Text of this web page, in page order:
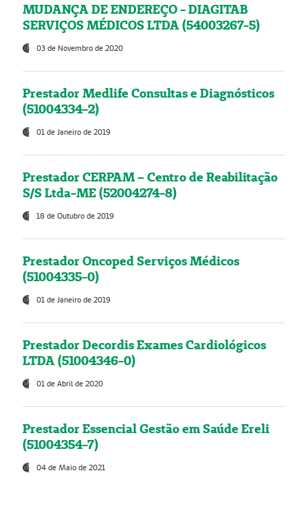
MUDANÇA DE ENDEREÇO - DIAGITAB
SERVIÇOS MÉDICOS LTDA (54003267-5)
03 de Novembro de 2020
Prestador Medlife Consultas e Diagnósticos
(51004334-2)
01 de Janeiro de 2019
Prestador CERPAM – Centro de Reabilitação
S/S Ltda-ME (52004274-8)
18 de Outubro de 2019
Prestador Oncoped Serviços Médicos
(51004335-0)
01 de Janeiro de 2019
Prestador Decordis Exames Cardiológicos
LTDA (51004346-0)
01 de Abril de 2020
Prestador Essencial Gestão em Saúde Ereli
(51004354-7)
04 de Maio de 2021